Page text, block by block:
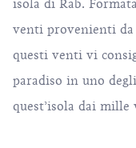
isola di Rab.
venti provenienti da
questi venti vi
paradiso in uno
quest’isola dai mille